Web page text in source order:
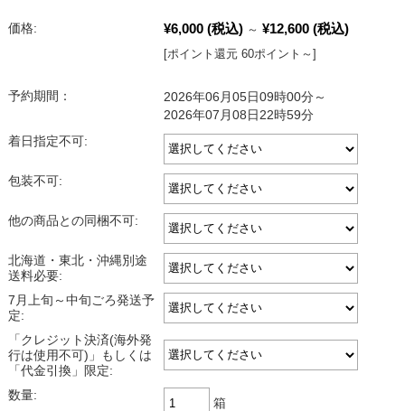
価格: ¥6,000 (税込) ～ ¥12,600 (税込)
[ポイント還元 60ポイント～]
予約期間：
2026年06月05日09時00分～
2026年07月08日22時59分
着日指定不可:
包装不可:
他の商品との同梱不可:
北海道・東北・沖縄別途
送料必要:
7月上旬～中旬ごろ発送予
定:
「クレジット決済(海外発
行は使用不可)」もしくは
「代金引換」限定:
数量:
箱